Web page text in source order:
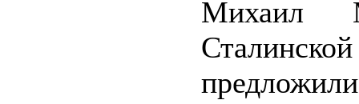
Михаил